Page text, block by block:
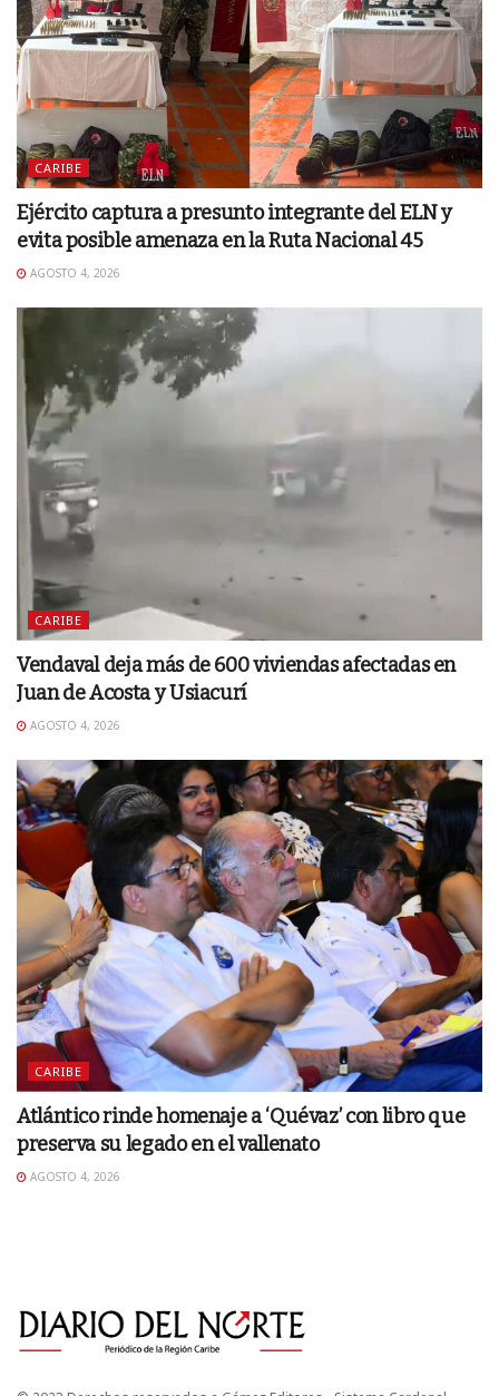
CARIBE
Ejército captura a presunto integrante del ELN y
evita posible amenaza en la Ruta Nacional 45
AGOSTO 4, 2026
CARIBE
Vendaval deja más de 600 viviendas afectadas en
Juan de Acosta y Usiacurí
AGOSTO 4, 2026
CARIBE
Atlántico rinde homenaje a ‘Quévaz’ con libro que
preserva su legado en el vallenato
AGOSTO 4, 2026